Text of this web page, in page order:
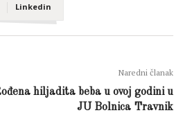
Linkedin
Naredni članak
hiljadita beba u ovoj godini u
JU Bolnica Travnik